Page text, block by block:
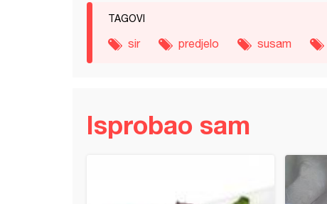
TAGOVI
sir predjelo susam
Isprobao sam